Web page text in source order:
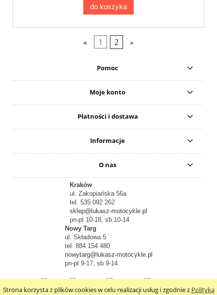
Strona korzysta z plików cookies w celu realizacji usług i zgodnie z Polityką
do koszyka
« 1 2 »
Pomoc
Moje konto
Płatności i dostawa
Informacje
O nas
Kraków
ul. Zakopiańska 56a
tel. 535 092 262
sklep@lukasz-motocykle.pl
pn-pt 10-18, sb 10-14
Nowy Targ
ul. Składowa 5
tel. 884 154 480
nowytarg@lukasz-motocykle.pl
pn-pt 9-17, sb 9-14